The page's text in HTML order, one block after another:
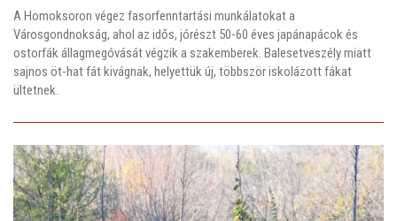
A Homoksoron végez fasorfenntartási munkálatokat a
Városgondnokság, ahol az idős, jórészt 50-60 éves japánapácok és
ostorfák állagmegóvását végzik a szakemberek. Balesetveszély miatt
sajnos öt-hat fát kivágnak, helyettük új, többször iskolázott fákat
ültetnek.